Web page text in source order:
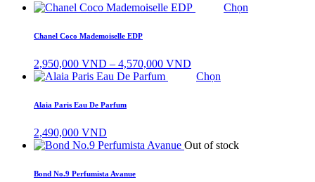
Chọn
Chanel Coco Mademoiselle EDP
2,950,000 VND – 4,570,000 VND
giá:
Chọn
Alaia Paris Eau De Parfum
2,490,000 VND
Out of stock
Bond No.9 Perfumista Avanue